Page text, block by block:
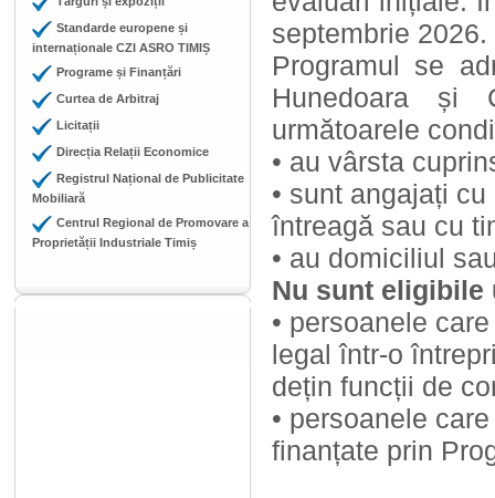
Standarde europene și
internaționale CZI ASRO TIMIȘ
Programe și Finanțări
Curtea de Arbitraj
Licitații
Direcția Relații Economice
Registrul Național de Publicitate
Mobiliară
Centrul Regional de Promovare a
Proprietății Industriale Timiș
septembrie 2026.
Programul se
Hunedoara și
următoarele
• au vârsta
• sunt angajați
întreagă sau cu
• au domiciliul
Nu sunt eligibile
• persoanele
legal într-o
dețin funcții de
• persoanele
finanțate prin